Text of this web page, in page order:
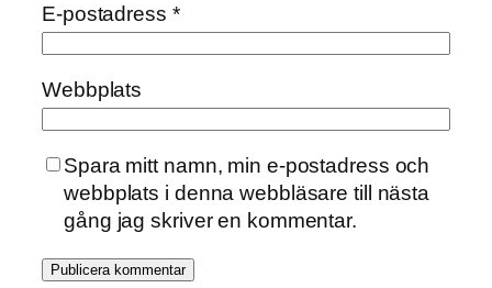
E-postadress *
Webbplats
Spara mitt namn, min e-postadress och
webbplats i denna webbläsare till nästa
gång jag skriver en kommentar.